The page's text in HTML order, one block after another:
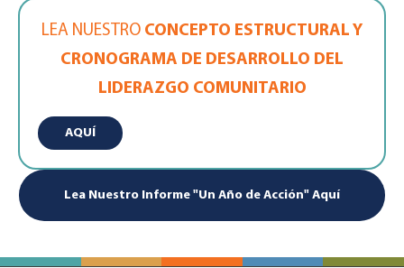
LEA NUESTRO CONCEPTO ESTRUCTURAL Y
CRONOGRAMA DE DESARROLLO DEL
LIDERAZGO COMUNITARIO
AQUÍ
Lea Nuestro Informe "Un Año de Acción" Aquí